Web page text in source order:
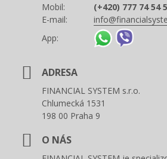
Mobil:
(+420) 777 74 54
E-mail:
App:
ADRESA
FINANCIAL SYSTEM s.r.o.
Chlumecká 1531
198 00 Praha 9
O NÁS